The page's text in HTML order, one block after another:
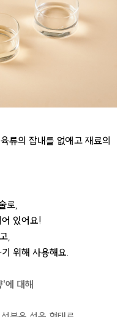
류의 잡내를 없애고 재료의
로,
있어요!
,
위해 사용해요.
에 대해